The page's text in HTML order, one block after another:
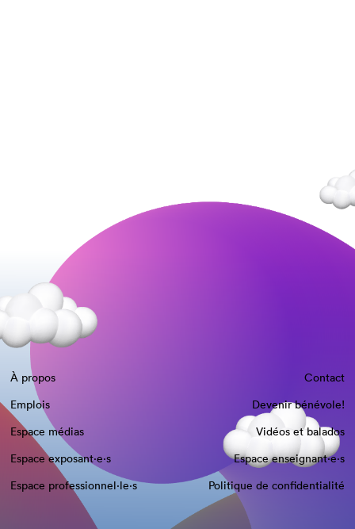
À propos
Contact
Emplois
Devenir bénévole!
Espace médias
Vidéos et balados
Espace exposant·e⋅s
Espace enseignant·e⋅s
Espace professionnel·le⋅s
Politique de confidentialité